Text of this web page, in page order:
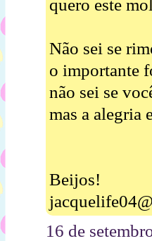
quero este
Não sei se
o importante
não sei se
mas a alegria
Beijos!
16 de